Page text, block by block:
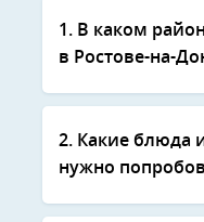
1. В каком
в Ростове-на-
2. Какие блюда
нужно